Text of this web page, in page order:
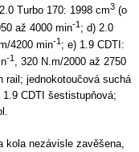
Turbo 170: 1998 cm3(o
až 4000 min-1; d) 2.0
4200 min-1; e) 1.9 CDTI:
-1, 320 N.m/2000 až 2750
jednokotoučová suchá
CDTI šestistupňová;
kola nezávisle zavěšena,